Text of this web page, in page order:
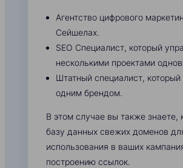
Агентство цифрового
Сейшелах.
SEO Специалист, который
несколькими проектами
Штатный специалист, который
одним брендом.
В этом случае вы также знаете,
базу данных свежих доменов
использования в ваших
построению ссылок.